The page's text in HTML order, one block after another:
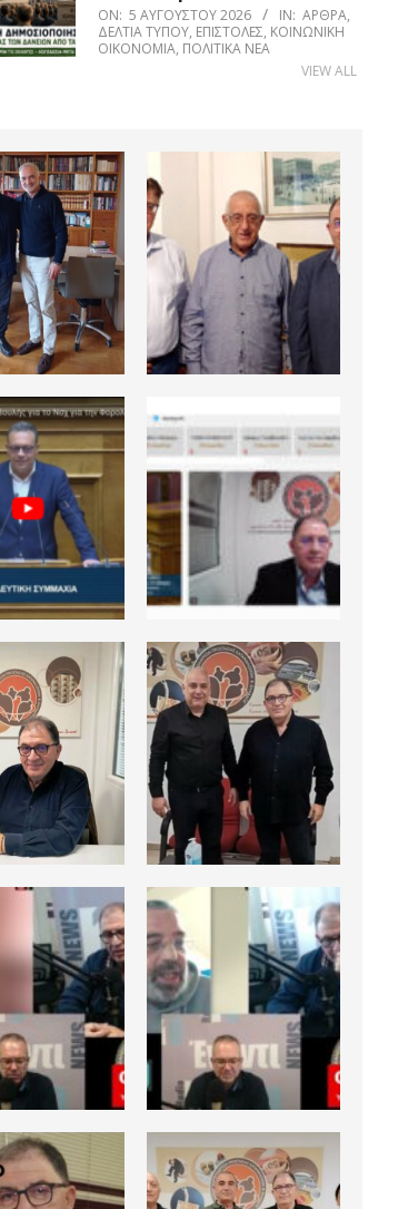
ON: 5 ΑΥΓΟΎΣΤΟΥ 2026 IN: ΆΡΘΡΑ,
ΔΕΛΤΊΑ ΤΎΠΟΥ, ΕΠΙΣΤΟΛΈΣ, ΚΟΙΝΩΝΙΚΉ
ΟΙΚΟΝΟΜΊΑ, ΠΟΛΙΤΙΚΆ ΝΈΑ
VIEW ALL